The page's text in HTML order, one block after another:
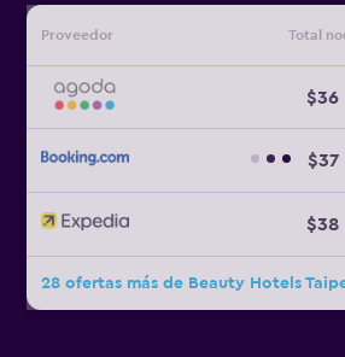
Proveedor Total
$36
$37
$38
28 ofertas más de Beauty Hotels